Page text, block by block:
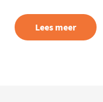
Lees meer